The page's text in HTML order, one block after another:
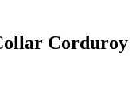
Corduroy